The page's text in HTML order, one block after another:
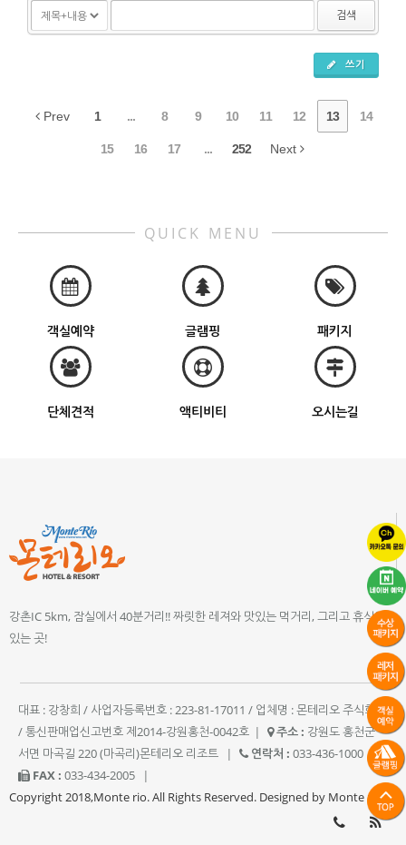
검색
쓰기
Prev 1 ... 8 9 10 11 12 13 14
15 16 17 ... 252 Next
QUICK MENU
객실예약 글램핑 패키지
단체견적 액티비티 오시는길
강촌IC 5km, 잠실에서 40분거리!! 짜릿한 레져와 맛있는 먹거리, 그리고 휴식이
있는 곳!
대표 : 강창희 / 사업자등록번호 : 223-81-17011 / 업체명 : 몬테리오 주식회사
/ 통신판매업신고번호 제2014-강원홍천-0042호 | 주소 : 강원도 홍천군
서면 마곡길 220 (마곡리)몬테리오 리조트
| 연락처 : 033-436-1000
|
FAX : 033-434-2005
|
Copyright 2018,Monte rio. All Rights Reserved. Designed by Monte rio.